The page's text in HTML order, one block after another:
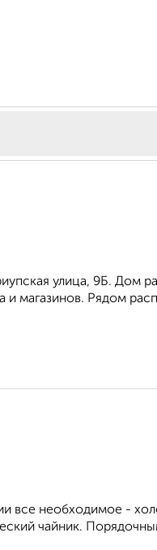
улица, 9Б. Дом
и магазинов. Рядом
все необходимое -
чайник.